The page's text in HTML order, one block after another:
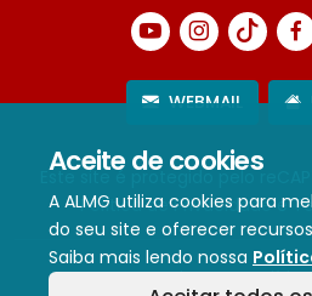
Aceite de cookies
A ALMG utiliza cookies para
do seu site e oferecer
Saiba mais lendo nossa
WEBMAIL
Este site é protegido pelo
Política de Privacidadee
Termos de Uso e